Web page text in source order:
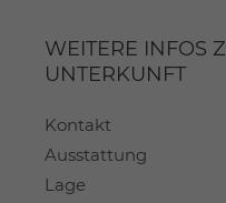
WEITERE INFOS
UNTERKUNFT
Kontakt
Ausstattung
Lage